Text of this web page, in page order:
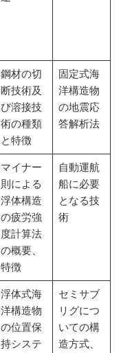
鋼材の切
断技術及
び溶接技
術の種類
と特徴
固定式海
洋構造物
の地震応
答解析法
マイナー
則による
浮体構造
の疲労強
度計算法
の概要、
特徴
自動運航
船に必要
となる技
術
浮体式海
洋構造物
の位置保
持システ
セミサブ
リグにつ
いての構
造方式、